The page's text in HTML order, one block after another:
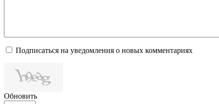
Подписаться на уведомления о новых комментариях
Обновить